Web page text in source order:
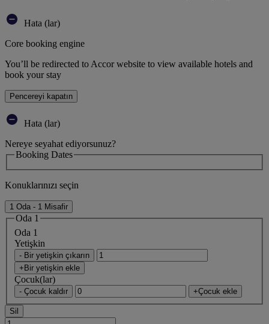
Hata (lar)
Core booking engine
You’ll be redirected to Accor website to view available hotels and
book your stay
Pencereyi kapatın
Hata (lar)
Nereye seyahat ediyorsunuz?
Booking Dates
Konuklarınızı seçin
1 Oda - 1 Misafir
Oda 1
Oda 1
Yetişkin
- Bir yetişkin çıkarın
+Bir yetişkin ekle
Çocuk(lar)
- Çocuk kaldır +Çocuk ekle
Sil